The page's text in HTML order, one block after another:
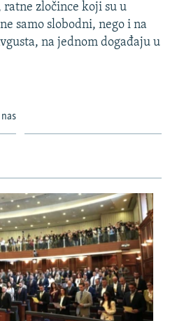
zločince koji su u
samo slobodni, nego i na
na jednom događaju u